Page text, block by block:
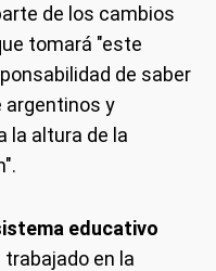
de los cambios
tomará "este
de saber
argentinos y
la altura de la
educativo
en la